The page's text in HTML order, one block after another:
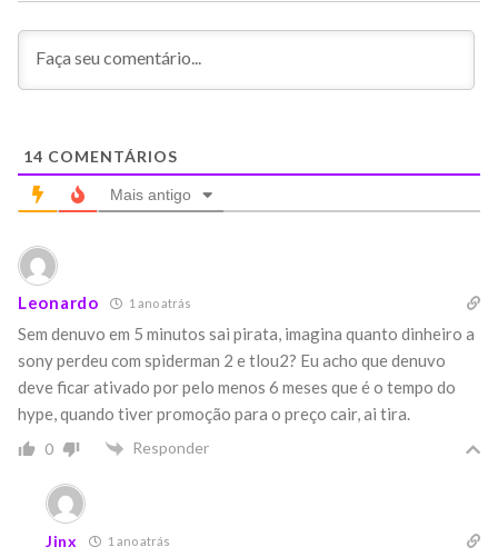
14 COMENTÁRIOS
Mais antigo
Leonardo 1 ano atrás
Sem denuvo em 5 minutos sai pirata, imagina quanto dinheiro a
sony perdeu com spiderman 2 e tlou2? Eu acho que denuvo
deve ficar ativado por pelo menos 6 meses que é o tempo do
hype, quando tiver promoção para o preço cair, ai tira.
0 Responder
Jinx 1 ano atrás